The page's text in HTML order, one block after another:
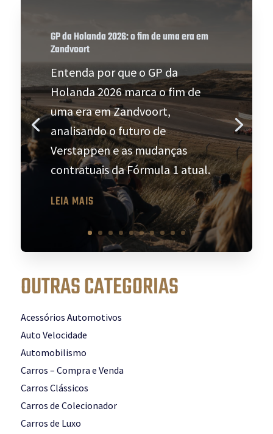
GP da Holanda 2026: o fim de uma era em
Zandvoort
Entenda por que o GP da
Holanda 2026 marca o fim de
uma era em Zandvoort,
analisando o futuro de
Verstappen e as mudanças
contratuais da Fórmula 1 atual.
LEIA MAIS
OUTRAS CATEGORIAS
Acessórios Automotivos
Auto Velocidade
Automobilismo
Carros – Compra e Venda
Carros Clássicos
Carros de Colecionador
Carros de Luxo